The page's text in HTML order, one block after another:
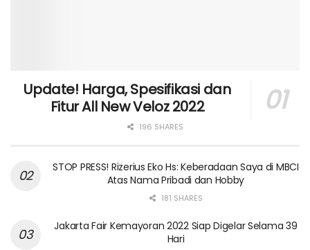
Update! Harga, Spesifikasi dan
Fitur All New Veloz 2022
196 SHARES
STOP PRESS! Rizerius Eko Hs: Keberadaan Saya di MBCI
Atas Nama Pribadi dan Hobby
181 SHARES
Jakarta Fair Kemayoran 2022 Siap Digelar Selama 39
Hari